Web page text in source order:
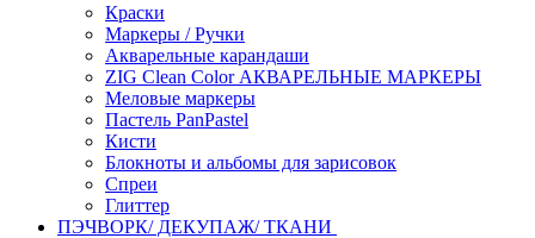
Краски
Маркеры / Ручки
Акварельные карандаши
ZIG Clean Color АКВАРЕЛЬНЫЕ МАРКЕРЫ
Меловые маркеры
Пастель PanPastel
Кисти
Блокноты и альбомы для зарисовок
Спреи
Глиттер
ПЭЧВОРК/ ДЕКУПАЖ/ ТКАНИ